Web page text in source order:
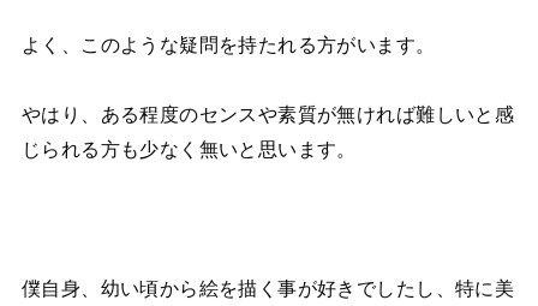
よく、このような疑問を持たれる方がいます。
やはり、ある程度のセンスや素質が無ければ難しいと感
じられる方も少なく無いと思います。
僕自身、幼い頃から絵を描く事が好きでしたし、特に美